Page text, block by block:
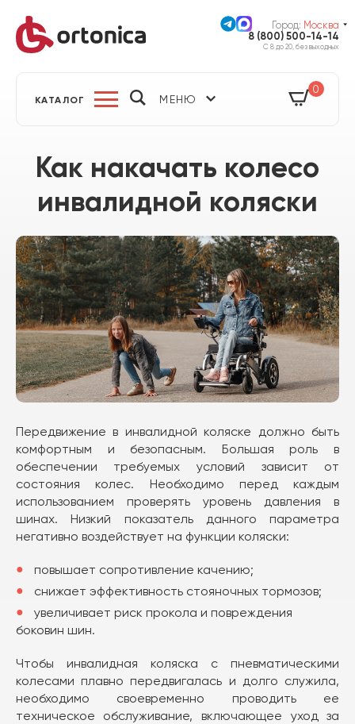
Город: Москва
8 (800) 500-14-14
С 8 до 20, без выходных
КАТАЛОГ МЕНЮ
0
Как накачать колесо
инвалидной коляски
Передвижение в инвалидной коляске должно быть
комфортным и безопасным. Большая роль в
обеспечении требуемых условий зависит от
состояния колес. Необходимо перед каждым
использованием проверять уровень давления в
шинах. Низкий показатель данного параметра
негативно воздействует на функции коляски:
повышает сопротивление качению;
снижает эффективность стояночных тормозов;
увеличивает риск прокола и повреждения
боковин шин.
Чтобы инвалидная коляска с пневматическими
колесами плавно передвигалась и долго служила,
необходимо своевременно проводить ее
техническое обслуживание, включающее уход за